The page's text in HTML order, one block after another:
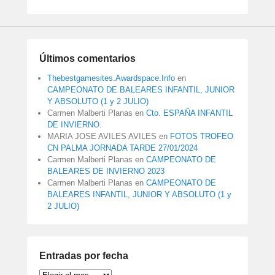
Últimos comentarios
Thebestgamesites.Awardspace.Info en
CAMPEONATO DE BALEARES INFANTIL, JUNIOR
Y ABSOLUTO (1 y 2 JULIO)
Carmen Malberti Planas en Cto. ESPAÑA INFANTIL
DE INVIERNO.
MARIA JOSE AVILES AVILES en FOTOS TROFEO
CN PALMA JORNADA TARDE 27/01/2024
Carmen Malberti Planas en CAMPEONATO DE
BALEARES DE INVIERNO 2023
Carmen Malberti Planas en CAMPEONATO DE
BALEARES INFANTIL, JUNIOR Y ABSOLUTO (1 y
2 JULIO)
Entradas por fecha